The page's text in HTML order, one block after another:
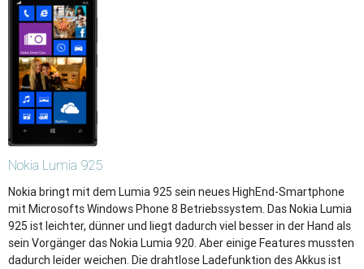
Nokia Lumia 925
Nokia bringt mit dem Lumia 925 sein neues HighEnd-Smartphone
mit Microsofts Windows Phone 8 Betriebssystem. Das Nokia Lumia
925 ist leichter, dünner und liegt dadurch viel besser in der Hand als
sein Vorgänger das Nokia Lumia 920. Aber einige Features mussten
dadurch leider weichen. Die drahtlose Ladefunktion des Akkus ist